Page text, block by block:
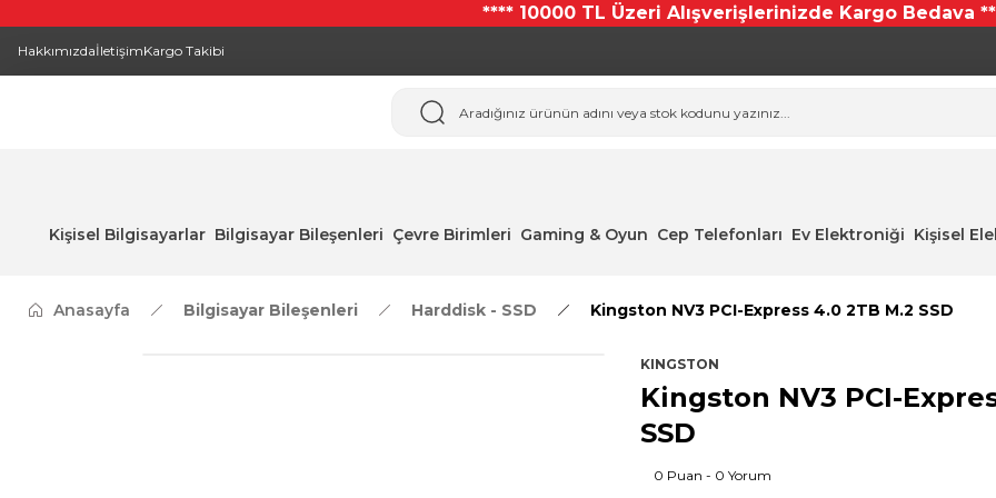
**** 10000 TL Üzeri Alışverişlerinizde Kargo Bedava
HakkımızdaİletişimKargo Takibi
Kişisel Bilgisayarlar Bilgisayar Bileşenleri Çevre Birimleri Gaming & Oyun Cep Telefonları Ev Elektroniği Kişisel
Anasayfa Bilgisayar Bileşenleri Harddisk - SSD Kingston NV3 PCI-Express 4.0 2TB M.2 SSD
KINGSTON
Kingston NV3 PCI-
SSD
0 Puan - 0 Yorum